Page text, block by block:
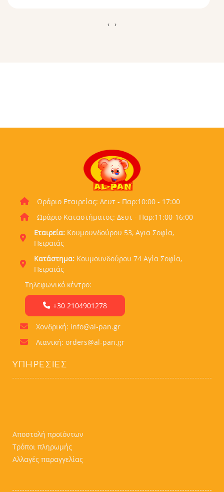
‹ ›
Ωράριο Εταιρείας: Δευτ - Παρ:10:00 - 17:00
Ωράριο Καταστήματος: Δευτ - Παρ:11:00-16:00
Εταιρεία: Κουμουνδούρου 53, Αγια Σοφία,
Πειραιάς
Κατάστημα: Κουμουνδούρου 74 Αγία Σοφία,
Πειραιάς
Τηλεφωνικό κέντρο:
+30 2104901278
Χονδρική: info@al-pan.gr
Λιανική: orders@al-pan.gr
ΥΠΗΡΕΣΊΕΣ
Αποστολή προϊόντων
Τρόποι πληρωμής
Αλλαγές παραγγελίας